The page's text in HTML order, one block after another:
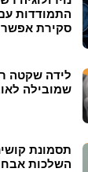
התמודדות
סקירת
לידה שקטה
שמובילה
תסמונת
השלכות